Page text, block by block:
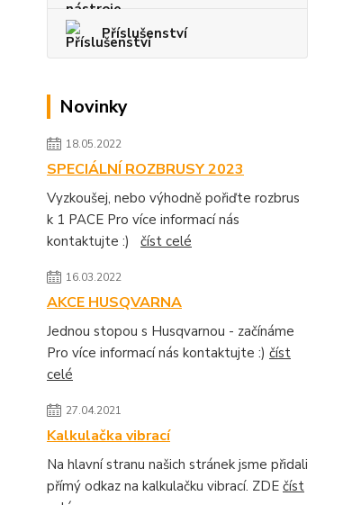
Příslušenství
Novinky
18.05.2022
SPECIÁLNÍ ROZBRUSY 2023
Vyzkoušej, nebo výhodně pořiďte rozbrus
k 1 PACE Pro více informací nás
kontaktujte :) číst celé
16.03.2022
AKCE HUSQVARNA
Jednou stopou s Husqvarnou - začínáme
Pro více informací nás kontaktujte :) číst
celé
27.04.2021
Kalkulačka vibrací
Na hlavní stranu našich stránek jsme přidali
přímý odkaz na kalkulačku vibrací. ZDE číst